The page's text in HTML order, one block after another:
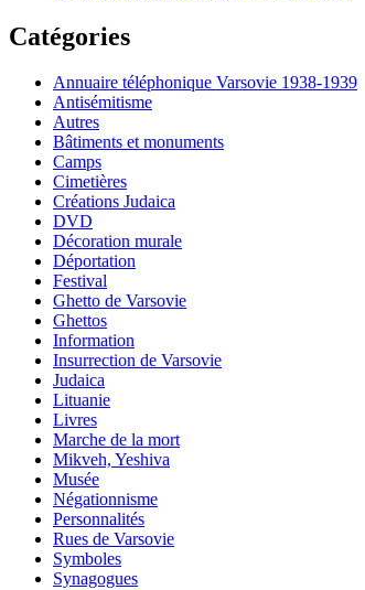
Catégories
Annuaire téléphonique Varsovie 1938-1939
Antisémitisme
Autres
Bâtiments et monuments
Camps
Cimetières
Créations Judaica
DVD
Décoration murale
Déportation
Festival
Ghetto de Varsovie
Ghettos
Information
Insurrection de Varsovie
Judaica
Lituanie
Livres
Marche de la mort
Mikveh, Yeshiva
Musée
Négationnisme
Personnalités
Rues de Varsovie
Symboles
Synagogues